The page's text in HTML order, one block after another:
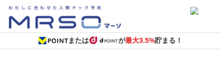
または が最大3.5%貯まる！